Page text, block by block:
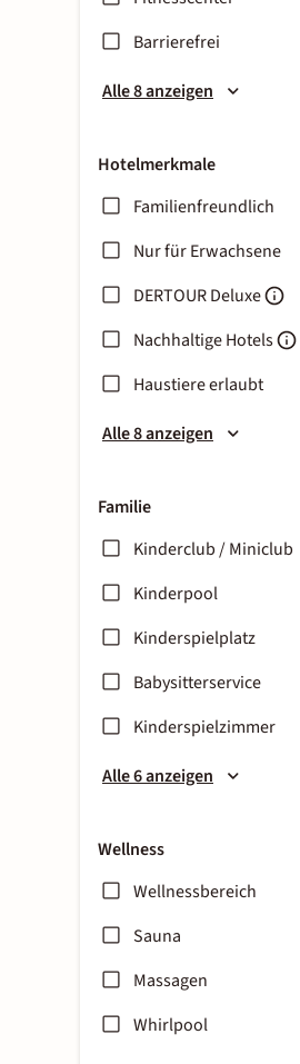
Barrierefrei
Alle 8 anzeigen
Hotelmerkmale
Familienfreundlich
Nur für Erwachsene
DERTOUR Deluxe
Nachhaltige Hotels
Haustiere erlaubt
Alle 8 anzeigen
Familie
Kinderclub / Miniclub
Kinderpool
Kinderspielplatz
Babysitterservice
Kinderspielzimmer
Alle 6 anzeigen
Wellness
Wellnessbereich
Sauna
Massagen
Whirlpool